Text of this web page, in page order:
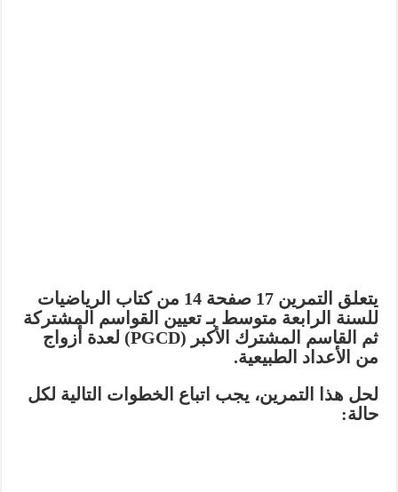
يتعلق التمرين 17 صفحة 14 من كتاب الرياضيات
للسنة الرابعة متوسط بـتعيين القواسم المشتركة
ثم
القاسم المشترك الأكبر (PGCD)
لعدة أزواج
من الأعداد الطبيعية.
لحل هذا التمرين، يجب اتباع الخطوات التالية لكل
حالة: